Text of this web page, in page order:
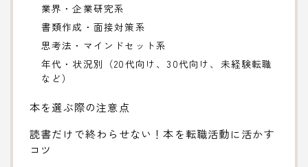
業界・企業研究系
書類作成・面接対策系
思考法・マインドセット系
年代・状況別（20代向け、30代向け、未経験転職
など）
本を選ぶ際の注意点
読書だけで終わらせない！本を転職活動に活かす
コツ